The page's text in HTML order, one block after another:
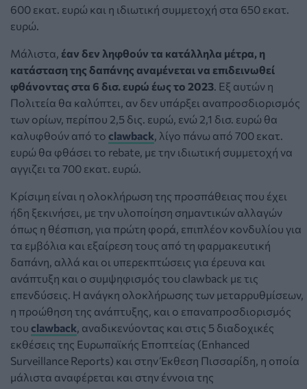
600 εκατ. ευρώ και η ιδιωτική συμμετοχή στα 650 εκατ.
ευρώ.
Μάλιστα, έαν δεν ληφθούν τα κατάλληλα μέτρα, η
κατάσταση της δαπάνης αναμένεται να επιδεινωθεί
φθάνοντας στα 6 δισ. ευρώ έως το 2023 . Εξ αυτών η
Πολιτεία θα καλύπτει, αν δεν υπάρξει αναπροσδιορισμός
των ορίων, περίπου 2,5 δις. ευρώ, ενώ 2,1 δισ. ευρώ θα
καλυφθούν από το clawback , λίγο πάνω από 700 εκατ.
ευρώ θα φθάσει το rebate, με την ιδιωτική συμμετοχή να
αγγιζει τα 700 εκατ. ευρώ.
Κρίσιμη είναι η ολοκλήρωση της προσπάθειας που έχει
ήδη ξεκινήσει, με την υλοποίηση σημαντικών αλλαγών
όπως η θέσπιση, για πρώτη φορά, επιπλέον κονδυλίου για
τα εμβόλια και εξαίρεση τους από τη φαρμακευτική
δαπάνη, αλλά και οι υπερεκπτώσεις για έρευνα και
ανάπτυξη και ο συμψηφισμός του clawback με τις
επενδύσεις. Η ανάγκη ολοκλήρωσης των μεταρρυθμίσεων,
η προώθηση της ανάπτυξης, και ο επαναπροσδιορισμός
του clawback , αναδικενύοντας και στις 5 διαδοχικές
εκθέσεις της Ευρωπαϊκής Εποπτείας (Enhanced
Surveillance Reports) και στην Έκθεση Πισσαρίδη, η οποία
μάλιστα αναφέρεται και στην έννοια της